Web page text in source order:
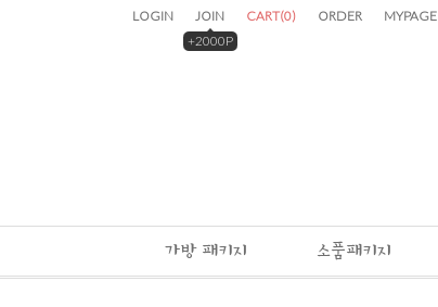
LOGIN
JOIN
+2000P
CART(0) ORDER MYPAGE
가방 패키지 소품패키지